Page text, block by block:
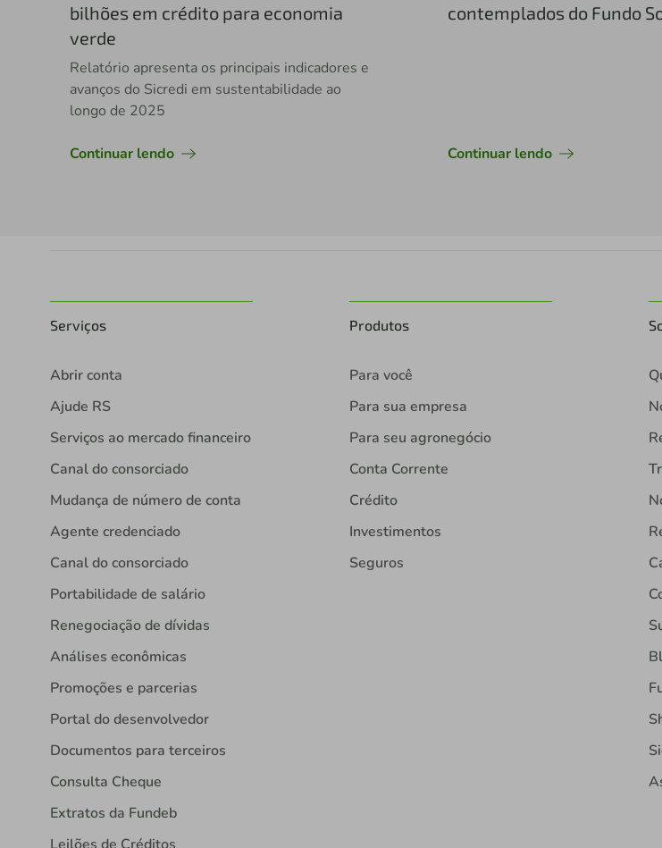
bilhões em crédito para economia
verde
Relatório apresenta os principais indicadores e
avanços do Sicredi em sustentabilidade ao
longo de 2025
Continuar lendo
contemplados do Fundo
Continuar lendo
Serviços
Abrir conta
Ajude RS
Serviços ao mercado financeiro
Canal do consorciado
Mudança de número de conta
Agente credenciado
Canal do consorciado
Portabilidade de salário
Renegociação de dívidas
Análises econômicas
Promoções e parcerias
Portal do desenvolvedor
Documentos para terceiros
Consulta Cheque
Extratos da Fundeb
Produtos
Para você
Para sua empresa
Para seu agronegócio
Conta Corrente
Crédito
Investimentos
Seguros